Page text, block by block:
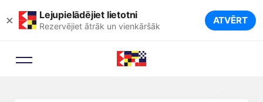
× Lejupielādējiet lietotni
Rezervējiet ātrāk un vienkāršāk ATVĒRT